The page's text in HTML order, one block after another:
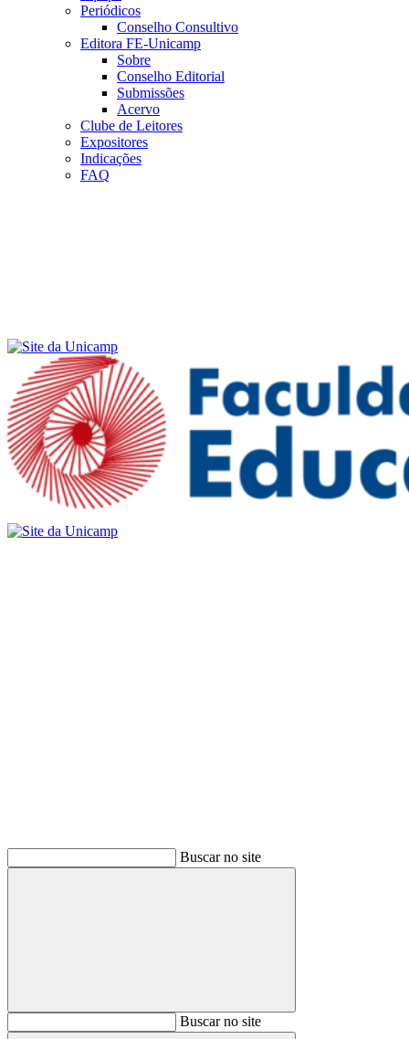
Periódicos
Conselho Consultivo
Editora FE-Unicamp
Sobre
Conselho Editorial
Submissões
Acervo
Clube de Leitores
Expositores
Indicações
FAQ
Buscar no site
BuscarBuscar no site